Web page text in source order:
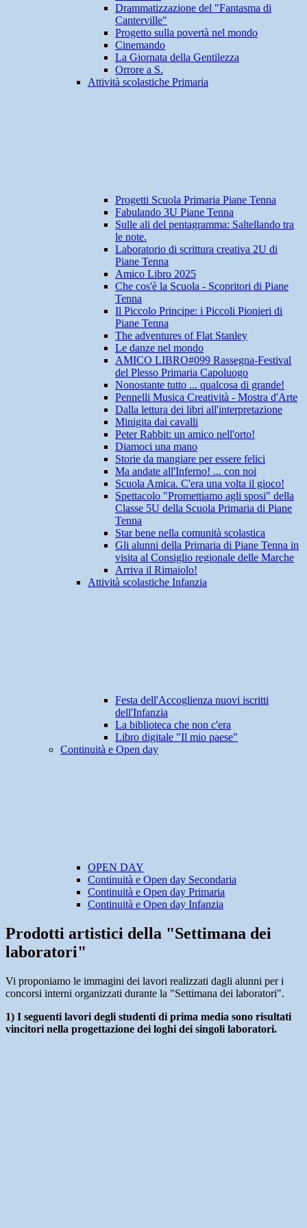
Drammatizzazione del "Fantasma di
Canterville"
Progetto sulla povertà nel mondo
Cinemando
La Giornata della Gentilezza
Orrore a S.
Attività scolastiche Primaria
Progetti Scuola Primaria Piane Tenna
Fabulando 3U Piane Tenna
Sulle ali del pentagramma: Saltellando tra
le note.
Laboratorio di scrittura creativa 2U di
Piane Tenna
Amico Libro 2025
Che cos'è la Scuola - Scopritori di Piane
Tenna
Il Piccolo Principe: i Piccoli Pionieri di
Piane Tenna
The adventures of Flat Stanley
Le danze nel mondo
AMICO LIBRO#099 Rassegna-Festival
del Plesso Primaria Capoluogo
Nonostante tutto ... qualcosa di grande!
Pennelli Musica Creatività - Mostra d'Arte
Dalla lettura dei libri all'interpretazione
Minigita dai cavalli
Peter Rabbit: un amico nell'orto!
Diamoci una mano
Storie da mangiare per essere felici
Ma andate all'Inferno! ... con noi
Scuola Amica. C'era una volta il gioco!
Spettacolo "Promettiamo agli sposi" della
Classe 5U della Scuola Primaria di Piane
Tenna
Star bene nella comunità scolastica
Gli alunni della Primaria di Piane Tenna in
visita al Consiglio regionale delle Marche
Arriva il Rimaiolo!
Attività scolastiche Infanzia
Festa dell'Accoglienza nuovi iscritti
dell'Infanzia
La biblioteca che non c'era
Libro digitale "Il mio paese"
Continuità e Open day
OPEN DAY
Continuità e Open day Secondaria
Continuità e Open day Primaria
Continuità e Open day Infanzia
Prodotti artistici della "Settimana dei
laboratori"
Vi proponiamo le immagini dei lavori realizzati dagli alunni per i
concorsi interni organizzati durante la "Settimana dei laboratori".
1) I seguenti lavori degli studenti di prima media sono risultati
vincitori nella progettazione dei loghi dei singoli laboratori.